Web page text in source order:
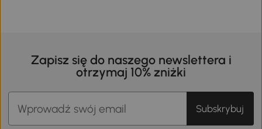
Zapisz się do naszego newslettera i
otrzymaj 10% zniżki
Subskrybuj